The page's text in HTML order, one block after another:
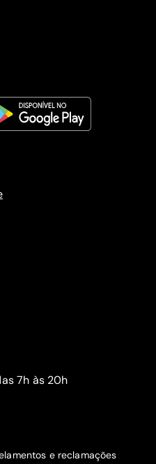
7h às 20h
e reclamações